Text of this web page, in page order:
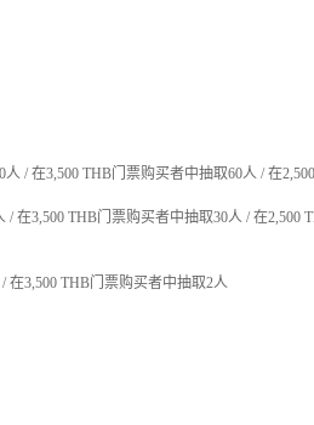
人 /在3,500 THB门票购买者中抽取60人 /在
/在3,500 THB门票购买者中抽取30人 /在2,500
/在3,500 THB门票购买者中抽取2人